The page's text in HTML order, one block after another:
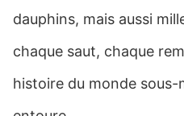
dauphins, mais aussi
chaque saut, chaque
histoire du monde